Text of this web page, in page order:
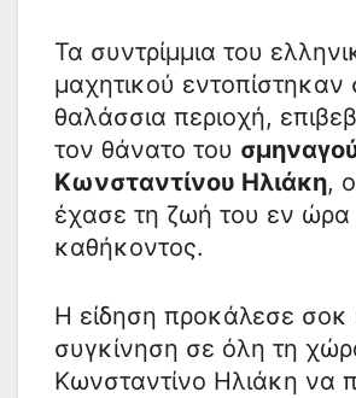
Τα συντρίμμια του
μαχητικού εντοπίστηκαν
θαλάσσια περιοχή,
τον θάνατο του
Κωνσταντίνου Ηλιάκη,
έχασε τη ζωή του εν ώρα
καθήκοντος.
Η είδηση προκάλεσε σοκ
συγκίνηση σε όλη τη
Κωνσταντίνο Ηλιάκη να